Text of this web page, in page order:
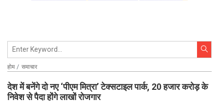
होम समाचार
देश में बनेंगे दो नए ‘पीएम मित्रा’ टेक्सटाइल पार्क, 20 हजार करोड़ के
निवेश से पैदा होंगे लाखों रोजगार